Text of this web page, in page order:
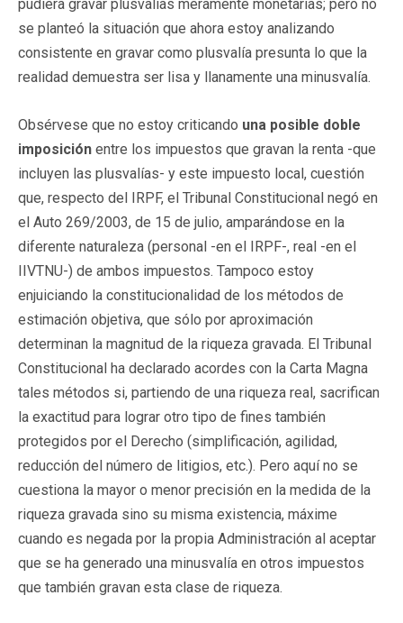
pudiera gravar plusvalías meramente monetarias; pero no
se planteó la situación que ahora estoy analizando
consistente en gravar como plusvalía presunta lo que la
realidad demuestra ser lisa y llanamente una minusvalía.
Obsérvese que no estoy criticando una posible doble
imposición entre los impuestos que gravan la renta -que
incluyen las plusvalías- y este impuesto local, cuestión
que, respecto del IRPF, el Tribunal Constitucional negó en
el Auto 269/2003, de 15 de julio, amparándose en la
diferente naturaleza (personal -en el IRPF-, real -en el
IIVTNU-) de ambos impuestos. Tampoco estoy
enjuiciando la constitucionalidad de los métodos de
estimación objetiva, que sólo por aproximación
determinan la magnitud de la riqueza gravada. El Tribunal
Constitucional ha declarado acordes con la Carta Magna
tales métodos si, partiendo de una riqueza real, sacrifican
la exactitud para lograr otro tipo de fines también
protegidos por el Derecho (simplificación, agilidad,
reducción del número de litigios, etc.). Pero aquí no se
cuestiona la mayor o menor precisión en la medida de la
riqueza gravada sino su misma existencia, máxime
cuando es negada por la propia Administración al aceptar
que se ha generado una minusvalía en otros impuestos
que también gravan esta clase de riqueza.